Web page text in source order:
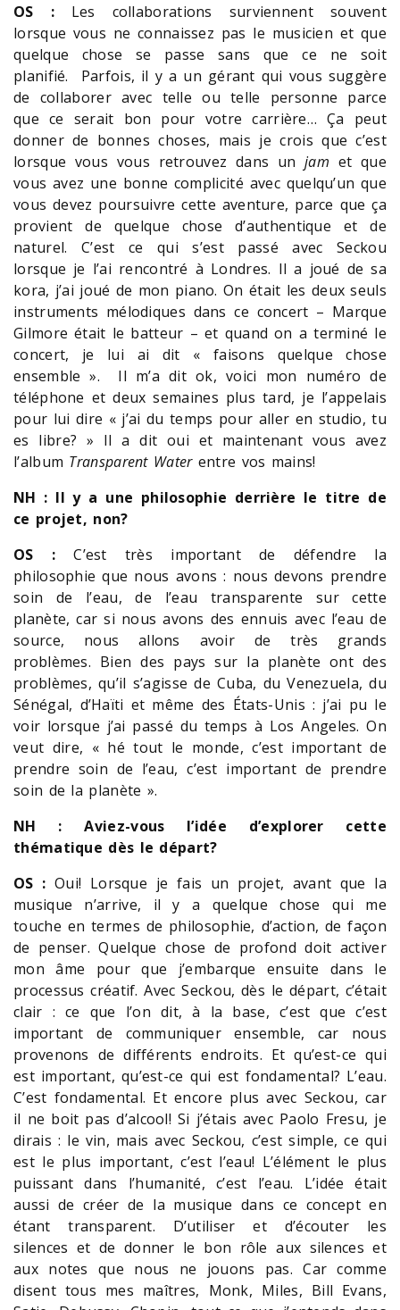
OS :Les collaborations surviennent souvent
lorsque vous ne connaissez pas le musicien et que
quelque chose se passe sans que ce ne soit
planifié. Parfois, il y a un gérant qui vous suggère
de collaborer avec telle ou telle personne parce
que ce serait bon pour votre carrière… Ça peut
donner de bonnes choses, mais je crois que c’est
lorsque vous vous retrouvez dans unjam et que
vous avez une bonne complicité avec quelqu’un que
vous devez poursuivre cette aventure, parce que ça
provient de quelque chose d’authentique et de
naturel. C’est ce qui s’est passé avec Seckou
lorsque je l’ai rencontré à Londres. Il a joué de sa
kora, j’ai joué de mon piano. On était les deux seuls
instruments mélodiques dans ce concert – Marque
Gilmore était le batteur – et quand on a terminé le
concert, je lui ai dit « faisons quelque chose
ensemble ». Il m’a dit ok, voici mon numéro de
téléphone et deux semaines plus tard, je l’appelais
pour lui dire « j’ai du temps pour aller en studio, tu
es libre? » Il a dit oui et maintenant vous avez
l’album Transparent Waterentre vos mains!
NH : Il y a une philosophie derrière le titre de
ce projet, non?
OS : C’est très important de défendre la
philosophie que nous avons : nous devons prendre
soin de l’eau, de l’eau transparente sur cette
planète, car si nous avons des ennuis avec l’eau de
source, nous allons avoir de très grands
problèmes. Bien des pays sur la planète ont des
problèmes, qu’il s’agisse de Cuba, du Venezuela, du
Sénégal, d’Haïti et même des États-Unis : j’ai pu le
voir lorsque j’ai passé du temps à Los Angeles. On
veut dire, « hé tout le monde, c’est important de
prendre soin de l’eau, c’est important de prendre
soin de la planète ».
NH : Aviez-vous l’idée d’explorer cette
thématique dès le départ?
OS : Oui! Lorsque je fais un projet, avant que la
musique n’arrive, il y a quelque chose qui me
touche en termes de philosophie, d’action, de façon
de penser. Quelque chose de profond doit activer
mon âme pour que j’embarque ensuite dans le
processus créatif. Avec Seckou, dès le départ, c’était
clair : ce que l’on dit, à la base, c’est que c’est
important de communiquer ensemble, car nous
provenons de différents endroits. Et qu’est-ce qui
est important, qu’est-ce qui est fondamental? L’eau.
C’est fondamental. Et encore plus avec Seckou, car
il ne boit pas d’alcool! Si j’étais avec Paolo Fresu, je
dirais : le vin, mais avec Seckou, c’est simple, ce qui
est le plus important, c’est l’eau! L’élément le plus
puissant dans l’humanité, c’est l’eau. L’idée était
aussi de créer de la musique dans ce concept en
étant transparent. D’utiliser et d’écouter les
silences et de donner le bon rôle aux silences et
aux notes que nous ne jouons pas. Car comme
disent tous mes maîtres, Monk, Miles, Bill Evans,